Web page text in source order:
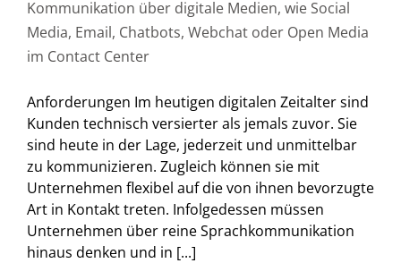
Kommunikation über digitale Medien, wie Social
Media, Email, Chatbots, Webchat oder Open Media
im Contact Center
Anforderungen Im heutigen digitalen Zeitalter sind
Kunden technisch versierter als jemals zuvor. Sie
sind heute in der Lage, jederzeit und unmittelbar
zu kommunizieren. Zugleich können sie mit
Unternehmen flexibel auf die von ihnen bevorzugte
Art in Kontakt treten. Infolgedessen müssen
Unternehmen über reine Sprachkommunikation
hinaus denken und in [...]